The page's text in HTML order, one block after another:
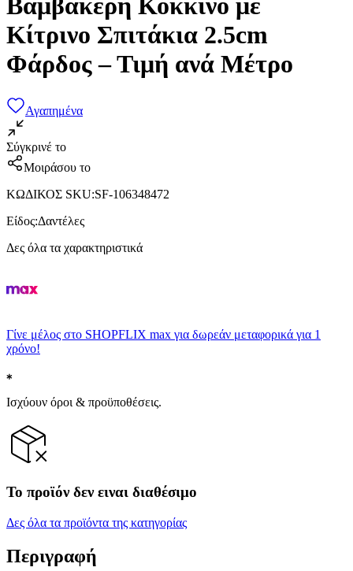
Βαμβακερή Κόκκινο με
Κίτρινο Σπιτάκια 2.5cm
Φάρδος – Τιμή ανά Μέτρο
Αγαπημένα
Σύγκρινέ το
Μοιράσου το
ΚΩΔΙΚΟΣ SKU:SF-106348472
Είδος:Δαντέλες
Δες όλα τα χαρακτηριστικά
Γίνε μέλος στο SHOPFLIX max για δωρεάν μεταφορικά για 1
χρόνο!
Ισχύουν όροι & προϋποθέσεις.
Το προϊόν δεν ειναι διαθέσιμο
Δες όλα τα προϊόντα της κατηγορίας
Περιγραφή